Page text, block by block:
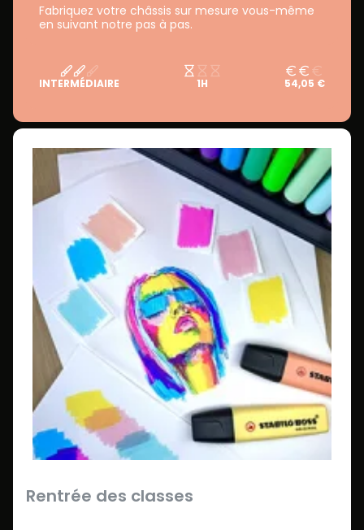
Fabriquez votre châssis sur mesure vous-même
en suivant notre pas à pas.
INTERMÉDIAIRE 1H 54,05 €
Rentrée des classes